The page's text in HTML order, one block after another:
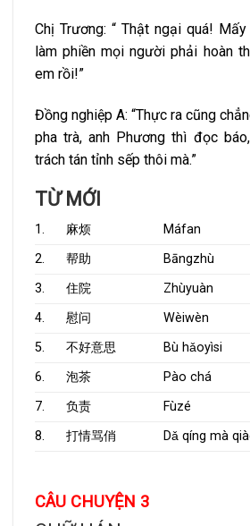
Chị Trương: “ Thật ngại quá!
làm phiền mọi người phải hoàn
em rồi!”
Đồng nghiệp A: “Thực ra cũng
pha trà, anh Phương thì đọc
trách tán tỉnh sếp thôi mà.”
TỪ MỚI
1. 麻烦 Máfan
2.
帮助 Bāngzhù
3.
住院 Zhùyuàn
4.
慰问 Wèiwèn
5.
不好意思 Bù hǎoyìsi
6.
泡茶 Pào chá
7.
负责 Fùzé
8.
打情骂俏 Dǎ qíng mà
CÂU CHUYỆN 3